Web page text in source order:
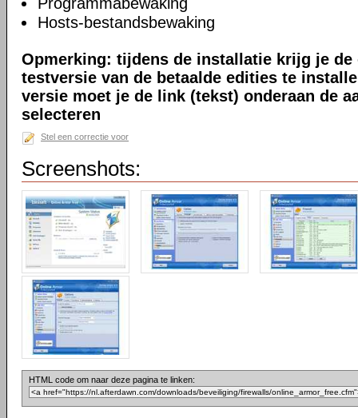
Hosts-bestandsbewaking
Opmerking: tijdens de installatie krijg je de
testversie van de betaalde edities te
versie moet je de link (tekst) onderaan de
selecteren
Stel een correctie voor
Screenshots:
HTML code om naar deze pagina te linken: